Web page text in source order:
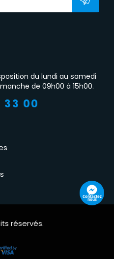
du lundi au samedi
de 09h00 à 15h00.
33 00
réservés.
Contactez
nous